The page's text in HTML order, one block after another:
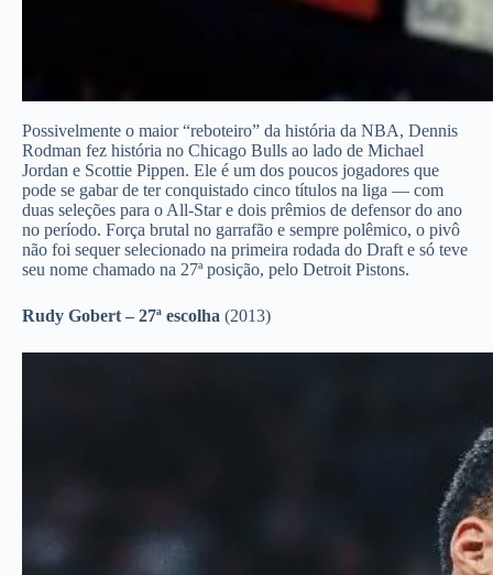
Possivelmente o maior “reboteiro” da história da NBA, Dennis
Rodman fez história no Chicago Bulls ao lado de Michael
Jordan e Scottie Pippen. Ele é um dos poucos jogadores que
pode se gabar de ter conquistado cinco títulos na liga — com
duas seleções para o All-Star e dois prêmios de defensor do ano
no período. Força brutal no garrafão e sempre polêmico, o pivô
não foi sequer selecionado na primeira rodada do Draft e só teve
seu nome chamado na 27ª posição, pelo Detroit Pistons.
Rudy Gobert – 27ª escolha (2013)